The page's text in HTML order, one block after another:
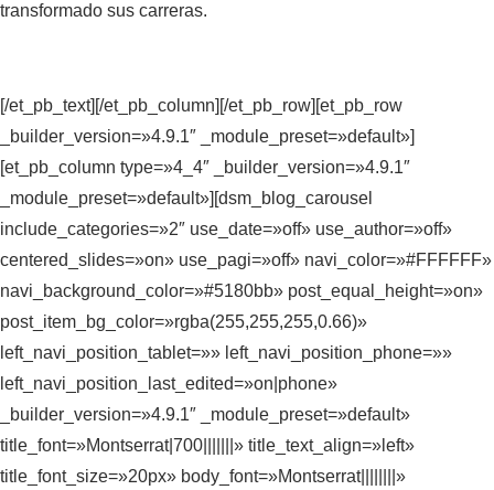
transformado sus carreras.
[/et_pb_text][/et_pb_column][/et_pb_row][et_pb_row
_builder_version=»4.9.1″ _module_preset=»default»]
[et_pb_column type=»4_4″ _builder_version=»4.9.1″
_module_preset=»default»][dsm_blog_carousel
include_categories=»2″ use_date=»off» use_author=»off»
centered_slides=»on» use_pagi=»off» navi_color=»#FFFFFF»
navi_background_color=»#5180bb» post_equal_height=»on»
post_item_bg_color=»rgba(255,255,255,0.66)»
left_navi_position_tablet=»» left_navi_position_phone=»»
left_navi_position_last_edited=»on|phone»
_builder_version=»4.9.1″ _module_preset=»default»
title_font=»Montserrat|700|||||||» title_text_align=»left»
title_font_size=»20px» body_font=»Montserrat||||||||»